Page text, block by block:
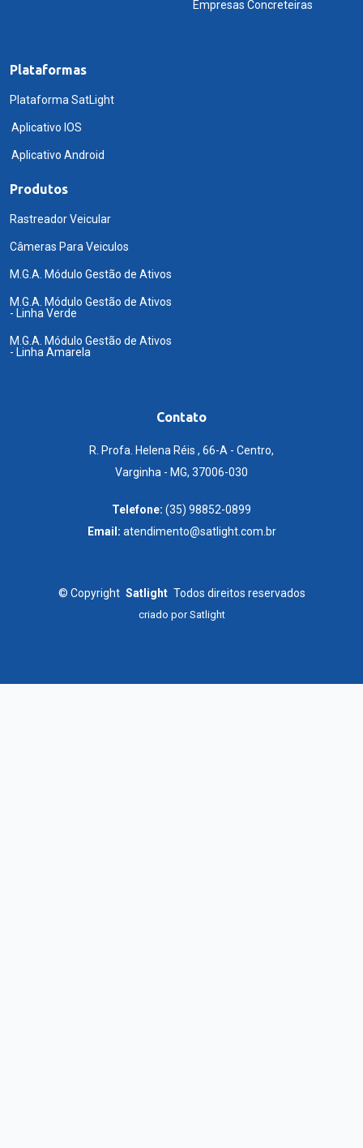
Empresas Concreteiras
Plataformas
Plataforma SatLight
Aplicativo IOS
Aplicativo Android
Produtos
Rastreador Veicular
Câmeras Para Veiculos
M.G.A. Módulo Gestão de Ativos
M.G.A. Módulo Gestão de Ativos
- Linha Verde
M.G.A. Módulo Gestão de Ativos
- Linha Amarela
Contato
R. Profa. Helena Réis , 66-A - Centro,
Varginha - MG, 37006-030
Telefone: (35) 98852-0899
Email: atendimento@satlight.com.br
© Copyright Satlight Todos direitos reservados
criado porSatlight